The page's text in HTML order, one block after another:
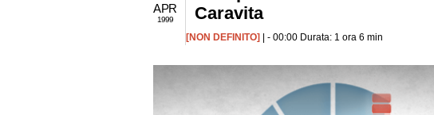
APR
1999
Caravita
[NON DEFINITO] | - 00:00 Durata: 1 ora 6 min